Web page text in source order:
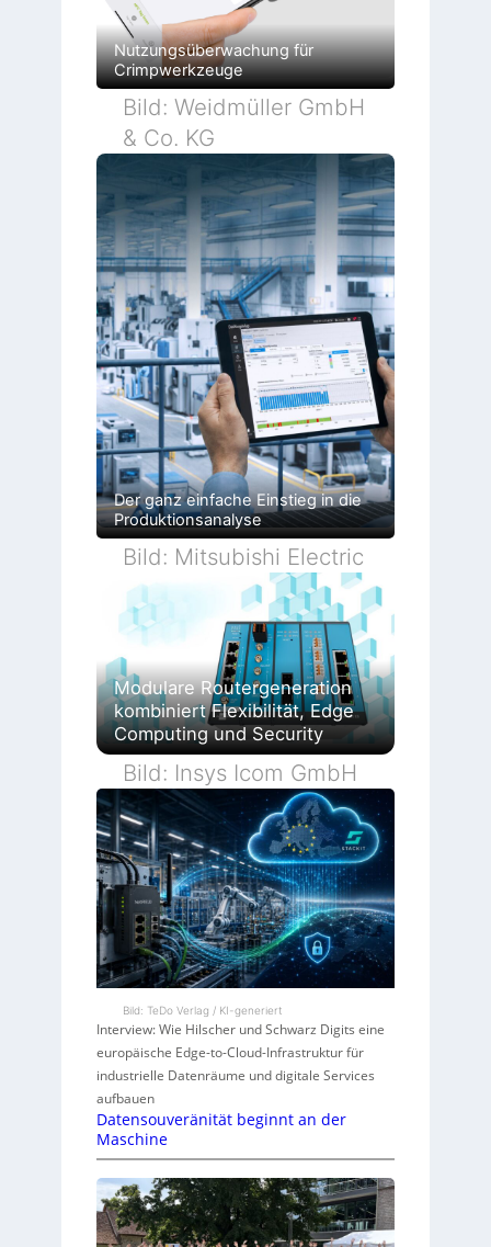
Nutzungsüberwachung für
Crimpwerkzeuge
Bild: Weidmüller GmbH
& Co. KG
Der ganz einfache Einstieg in die
Produktionsanalyse
Bild: Mitsubishi Electric
Modulare Routergeneration
kombiniert Flexibilität, Edge
Computing und Security
Bild: Insys Icom GmbH
Bild: TeDo Verlag / KI-generiert
Interview: Wie Hilscher und Schwarz Digits eine
europäische Edge-to-Cloud-Infrastruktur für
industrielle Datenräume und digitale Services
aufbauen
Datensouveränität beginnt an der
Maschine